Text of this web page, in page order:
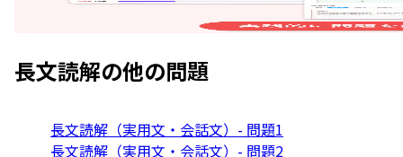
長文読解の他の問題
長文読解（実用文・会話文）- 問題1
長文読解（実用文・会話文）- 問題2